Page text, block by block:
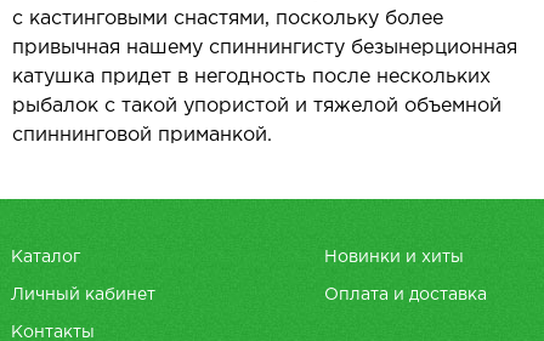
с кастинговыми снастями, поскольку более
привычная нашему спиннингисту безынерционная
катушка придет в негодность после нескольких
рыбалок с такой упористой и тяжелой объемной
спиннинговой приманкой.
Каталог Новинки и хиты
Личный кабинет Оплата и доставка
Контакты